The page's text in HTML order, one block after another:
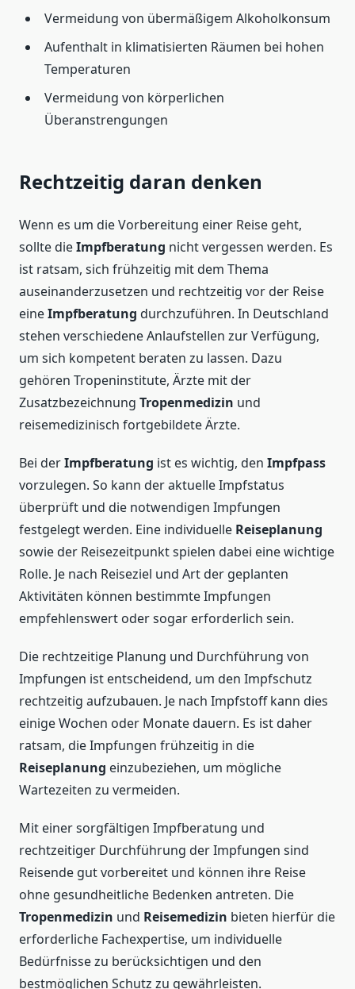
Vermeidung von übermäßigem Alkoholkonsum
Aufenthalt in klimatisierten Räumen bei hohen
Temperaturen
Vermeidung von körperlichen
Überanstrengungen
Rechtzeitig daran denken
Wenn es um die Vorbereitung einer Reise geht,
sollte dieImpfberatung nicht vergessen werden. Es
ist ratsam, sich frühzeitig mit dem Thema
auseinanderzusetzen und rechtzeitig vor der Reise
eineImpfberatung durchzuführen. In Deutschland
stehen verschiedene Anlaufstellen zur Verfügung,
um sich kompetent beraten zu lassen. Dazu
gehören Tropeninstitute, Ärzte mit der
Zusatzbezeichnung Tropenmedizin und
reisemedizinisch fortgebildete Ärzte.
Bei derImpfberatung ist es wichtig, den Impfpass
vorzulegen. So kann der aktuelle Impfstatus
überprüft und die notwendigen Impfungen
festgelegt werden. Eine individuelle Reiseplanung
sowie der Reisezeitpunkt spielen dabei eine wichtige
Rolle. Je nach Reiseziel und Art der geplanten
Aktivitäten können bestimmte Impfungen
empfehlenswert oder sogar erforderlich sein.
Die rechtzeitige Planung und Durchführung von
Impfungen ist entscheidend, um den Impfschutz
rechtzeitig aufzubauen. Je nach Impfstoff kann dies
einige Wochen oder Monate dauern. Es ist daher
ratsam, die Impfungen frühzeitig in die
Reiseplanung einzubeziehen, um mögliche
Wartezeiten zu vermeiden.
Mit einer sorgfältigen Impfberatung und
rechtzeitiger Durchführung der Impfungen sind
Reisende gut vorbereitet und können ihre Reise
ohne gesundheitliche Bedenken antreten. Die
Tropenmedizin und Reisemedizin bieten hierfür die
erforderliche Fachexpertise, um individuelle
Bedürfnisse zu berücksichtigen und den
bestmöglichen Schutz zu gewährleisten.